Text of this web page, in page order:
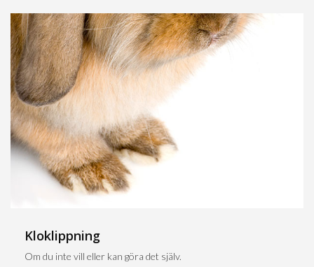
Kloklippning
Om du inte vill eller kan göra det själv.